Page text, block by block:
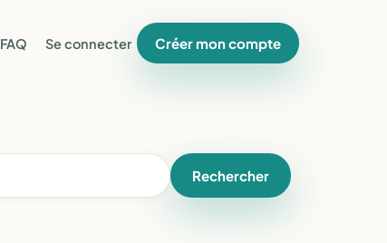
FAQ Se connecter Créer mon compte
Rechercher